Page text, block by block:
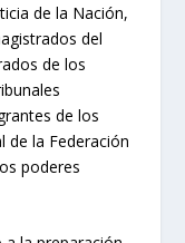
de la Nación,
del
de los
de los
de la Federación
poderes